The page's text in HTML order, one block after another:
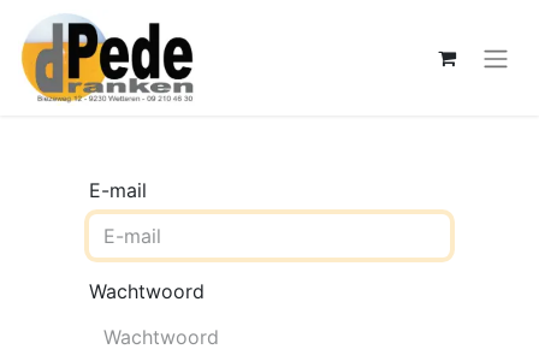
E-mail
Wachtwoord